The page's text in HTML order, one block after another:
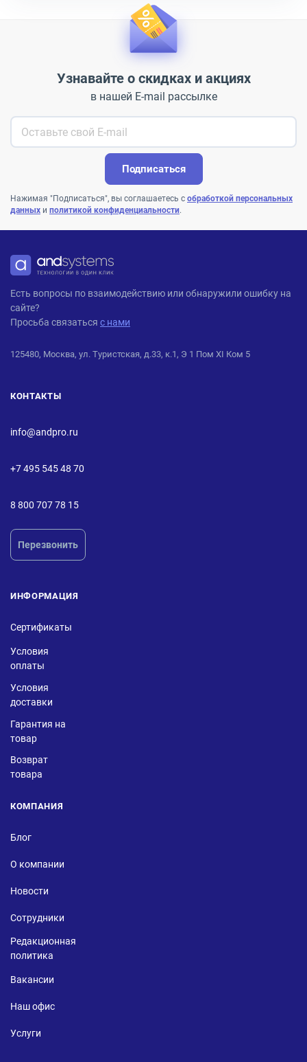
Узнавайте о скидках и акциях
в нашей E-mail рассылке
Подписаться
Нажимая "Подписаться", вы соглашаетесь с обработкой персональных
данных и политикой конфиденциальности.
ANDPRO
Есть вопросы по взаимодействию или обнаружили ошибку на
сайте?
Просьба связаться с нами
125480, Москва, ул. Туристская, д.33, к.1, Э 1 Пом XI Ком 5
КОНТАКТЫ
info@andpro.ru
+7 495 545 48 70
8 800 707 78 15
Перезвонить
ИНФОРМАЦИЯ
Сертификаты
Условия
оплаты
Условия
доставки
Гарантия на
товар
Возврат
товара
КОМПАНИЯ
Блог
О компании
Новости
Сотрудники
Редакционная
политика
Вакансии
Наш офис
Услуги